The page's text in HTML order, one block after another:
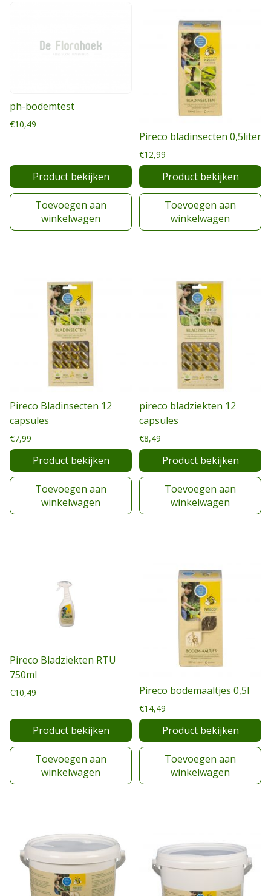
ph-bodemtest
€10,49
Product bekijken
Toevoegen aan
winkelwagen
Pireco bladinsecten 0,5liter
€12,99
Product bekijken
Toevoegen aan
winkelwagen
Pireco Bladinsecten 12
capsules
€7,99
Product bekijken
Toevoegen aan
winkelwagen
pireco bladziekten 12
capsules
€8,49
Product bekijken
Toevoegen aan
winkelwagen
Pireco Bladziekten RTU
750ml
€10,49
Product bekijken
Toevoegen aan
winkelwagen
Pireco bodemaaltjes 0,5l
€14,49
Product bekijken
Toevoegen aan
winkelwagen